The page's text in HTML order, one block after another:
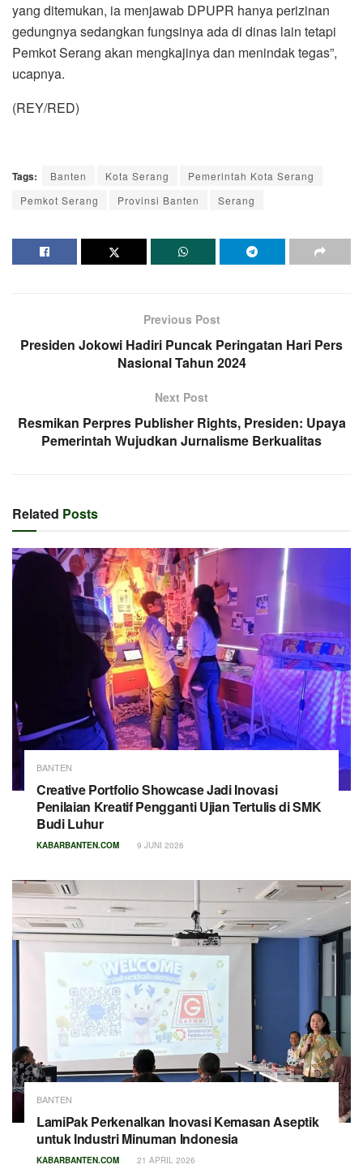
yang ditemukan, ia menjawab DPUPR hanya perizinan
gedungnya sedangkan fungsinya ada di dinas lain tetapi
Pemkot Serang akan mengkajinya dan menindak tegas”,
ucapnya.
(REY/RED)
Tags: Banten Kota Serang
Pemerintah Kota Serang
Pemkot Serang
Provinsi Banten Serang
Previous Post
Presiden Jokowi Hadiri Puncak Peringatan Hari Pers
Nasional Tahun 2024
Next Post
Resmikan Perpres Publisher Rights, Presiden: Upaya
Pemerintah Wujudkan Jurnalisme Berkualitas
Related Posts
BANTEN
Creative Portfolio Showcase Jadi Inovasi
Penilaian Kreatif Pengganti Ujian Tertulis di SMK
Budi Luhur
KABARBANTEN.COM 9 JUNI 2026
BANTEN
LamiPak Perkenalkan Inovasi Kemasan Aseptik
untuk Industri Minuman Indonesia
KABARBANTEN.COM 21 APRIL 2026